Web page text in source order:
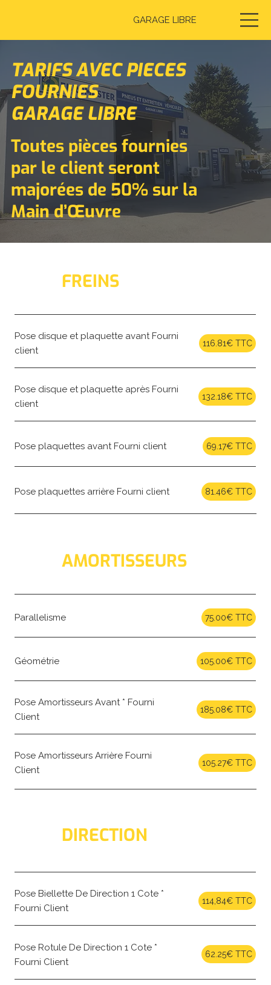
GARAGE LIBRE
TARIFS AVEC PIECES
FOURNIES
GARAGE LIBRE
Toutes pièces fournies
par le client seront
majorées de 50% sur la
Main d’Œuvre
FREINS
Pose disque et plaquette avant Fourni
client
116.81€ TTC
Pose disque et plaquette après Fourni
client
132.18€ TTC
Pose plaquettes avant Fourni client 69.17€ TTC
Pose plaquettes arrière Fourni client 81.46€ TTC
AMORTISSEURS
Parallelisme 75.00€ TTC
Géométrie 105.00€ TTC
Pose Amortisseurs Avant * Fourni
Client
185.08€ TTC
Pose Amortisseurs Arrière Fourni
Client
105.27€ TTC
DIRECTION
Pose Biellette De Direction 1 Cote *
Fourni Client
114,84€ TTC
Pose Rotule De Direction 1 Cote *
Fourni Client
62.25€ TTC